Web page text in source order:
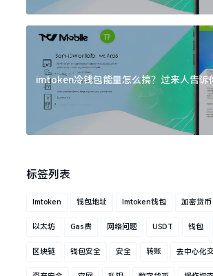
imtoken冷钱包能量怎么搞？过来人告诉
标签列表
Imtoken 钱包地址 Imtoken钱包 加密货币
以太坊 Gas费 网络问题 USDT 钱包
区块链 钱包安全 安全 转账 去中心化